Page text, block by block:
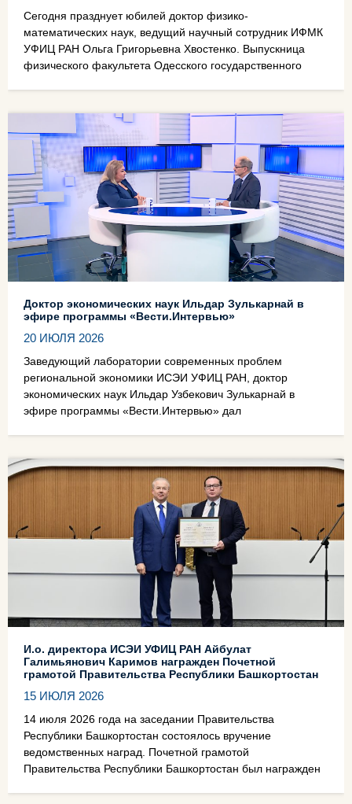
Сегодня празднует юбилей доктор физико-
математических наук, ведущий научный сотрудник ИФМК
УФИЦ РАН Ольга Григорьевна Хвостенко. Выпускница
физического факультета Одесского государственного
Доктор экономических наук Ильдар Зулькарнай в
эфире программы «Вести.Интервью»
20 ИЮЛЯ 2026
Заведующий лаборатории современных проблем
региональной экономики ИСЭИ УФИЦ РАН, доктор
экономических наук Ильдар Узбекович Зулькарнай в
эфире программы «Вести.Интервью» дал
И.о. директора ИСЭИ УФИЦ РАН Айбулат
Галимьянович Каримов награжден Почетной
грамотой Правительства Республики Башкортостан
15 ИЮЛЯ 2026
14 июля 2026 года на заседании Правительства
Республики Башкортостан состоялось вручение
ведомственных наград. Почетной грамотой
Правительства Республики Башкортостан был награжден